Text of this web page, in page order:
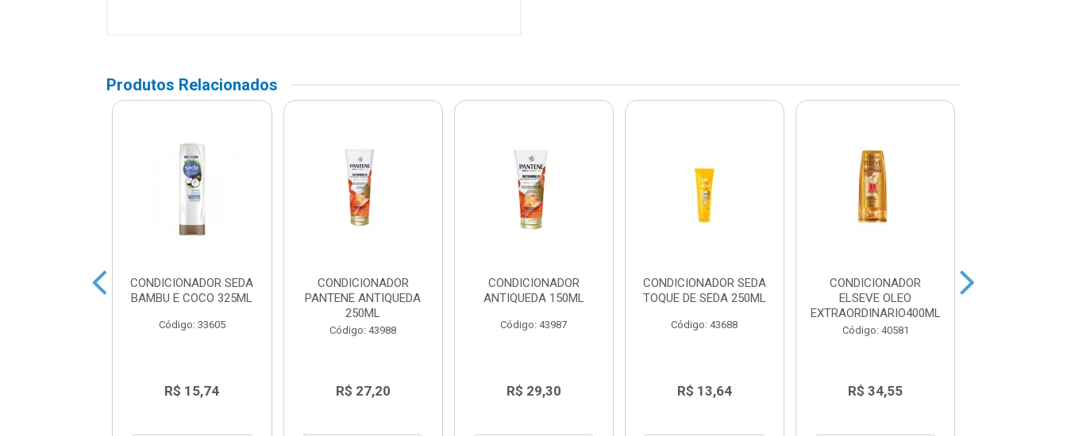
Produtos Relacionados
CONDICIONADOR SEDA
BAMBU E COCO 325ML
Código: 33605
R$ 15,74
CONDICIONADOR
PANTENE ANTIQUEDA
250ML
Código: 43988
R$ 27,20
CONDICIONADOR
ANTIQUEDA 150ML
Código: 43987
R$ 29,30
CONDICIONADOR SEDA
TOQUE DE SEDA 250ML
Código: 43688
R$ 13,64
CONDICIONADOR
ELSEVE OLEO
EXTRAORDINARIO400ML
Código: 40581
R$ 34,55